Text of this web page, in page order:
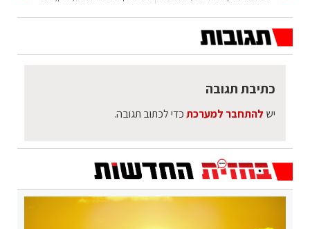
כתיבת תגובה
יש להתחבר למערכתכדי לכתוב תגובה.